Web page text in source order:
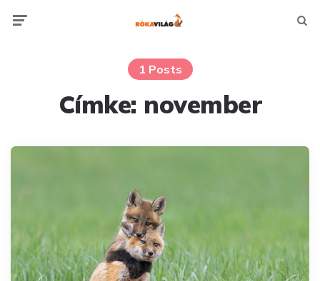
1 Posts
Címke: november